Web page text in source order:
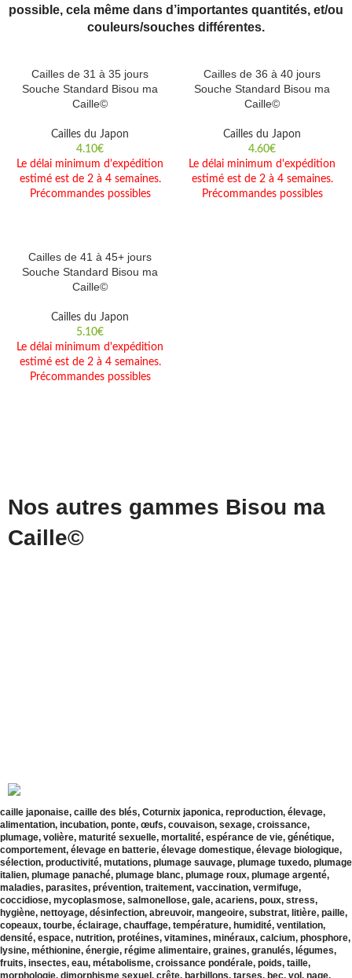
possible, cela même dans d’importantes quantités, et/ou
couleurs/souches différentes.
Cailles de 31 à 35 jours
Souche Standard Bisou ma
Caille©
Cailles du Japon
4.10€
Le délai minimum d'expédition
estimé est de 2 à 4 semaines.
Précommandes possibles
Cailles de 36 à 40 jours
Souche Standard Bisou ma
Caille©
Cailles du Japon
4.60€
Le délai minimum d'expédition
estimé est de 2 à 4 semaines.
Précommandes possibles
Cailles de 41 à 45+ jours
Souche Standard Bisou ma
Caille©
Cailles du Japon
5.10€
Le délai minimum d'expédition
estimé est de 2 à 4 semaines.
Précommandes possibles
Nos autres gammes Bisou ma
Caille©
caille japonaise, caille des blés, Coturnix japonica, reproduction, élevage,
alimentation, incubation, ponte, œufs, couvaison, sexage, croissance,
plumage, volière, maturité sexuelle, mortalité, espérance de vie, génétique,
comportement, élevage en batterie, élevage domestique, élevage biologique,
sélection, productivité, mutations, plumage sauvage, plumage tuxedo, plumage
italien, plumage panaché, plumage blanc, plumage roux, plumage argenté,
maladies, parasites, prévention, traitement, vaccination, vermifuge,
coccidiose, mycoplasmose, salmonellose, gale, acariens, poux, stress,
hygiène, nettoyage, désinfection, abreuvoir, mangeoire, substrat, litière, paille,
copeaux, tourbe, éclairage, chauffage, température, humidité, ventilation,
densité, espace, nutrition, protéines, vitamines, minéraux, calcium, phosphore,
lysine, méthionine, énergie, régime alimentaire, graines, granulés, légumes,
fruits, insectes, eau, métabolisme, croissance pondérale, poids, taille,
morphologie, dimorphisme sexuel, crête, barbillons, tarses, bec, vol, nage,